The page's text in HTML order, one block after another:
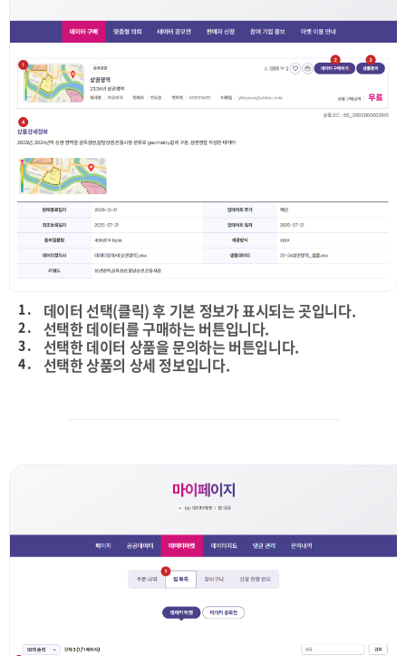
1 . 데이터 선택(클릭) 후 기본 정보가 표시되는 곳입니다.
2 . 선택한 데이터를 구매하는 버튼입니다.
3 . 선택한 데이터 상품을 문의하는 버튼입니다.
4 . 선택한 상품의 상세 정보입니다.